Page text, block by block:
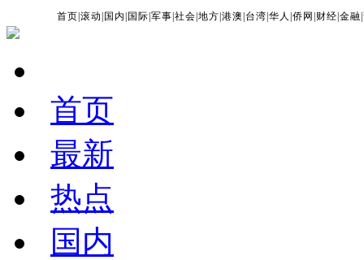
首页 |滚动 国内 国际 |军事 |社会 |地方 |港澳 台湾 |华人 |侨网 财经 |金融 |
首页
最新
热点
国内